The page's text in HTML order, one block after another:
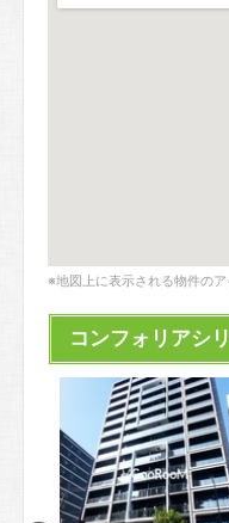
※地図上に表示される物件の
コンフォリアシ
2